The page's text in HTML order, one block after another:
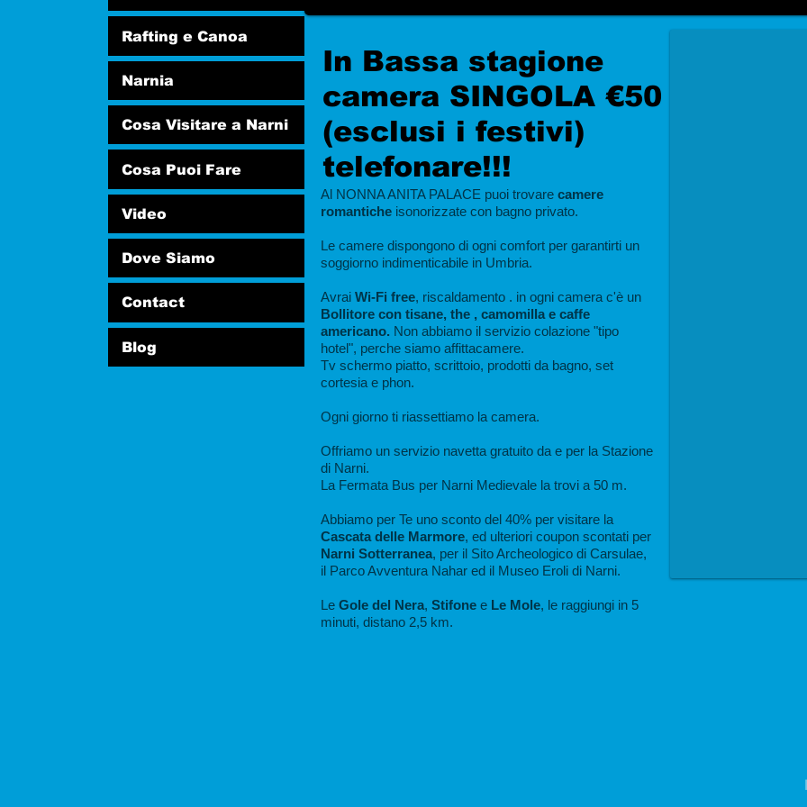
Al NONNA ANITA PALACE puoi trovare camere
romantiche isonorizzate con bagno privato.
Le camere dispongono di ogni comfort per garantirti un
soggiorno indimenticabile in Umbria.
Avrai Wi-Fi free, riscaldamento . in ogni camera c'è un
Bollitore con tisane, the , camomilla e caffe
americano. Non abbiamo il servizio colazione "tipo
hotel", perche siamo affittacamere.
Tv schermo piatto, scrittoio, prodotti da bagno, set
cortesia e phon.
Ogni giorno ti riassettiamo la camera.
Offriamo un servizio navetta gratuito da e per la Stazione
di Narni.
La Fermata Bus per Narni Medievale la trovi a 50 m.
Abbiamo per Te uno sconto del 40% per visitare la
Cascata delle Marmore, ed ulteriori coupon scontati per
Narni Sotterranea, per il Sito Archeologico di Carsulae,
il Parco Avventura Nahar ed il Museo Eroli di Narni.
Le Gole del Nera, Stifone e Le Mole, le raggiungi in 5
minuti, distano 2,5 km.
In Bassa stagione
camera SINGOLA €50
(esclusi i festivi)
telefonare!!!
Rafting e Canoa
Narnia
Cosa Visitare a Narni
Cosa Puoi Fare
Video
Dove Siamo
Contact
Blog